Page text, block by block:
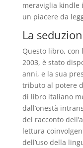
meraviglia kindle
un piacere da
La
Questo libro, con
2003, è stato
anni, e la sua
tributo al potere
di libro italiano
dall’onestà
del racconto
lettura
dell’uso della